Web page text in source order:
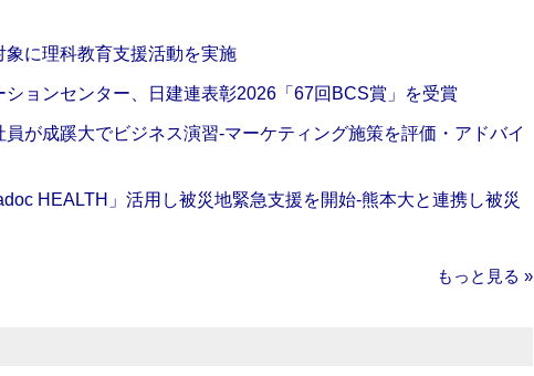
象に理科教育支援活動を実施
ションセンター、日建連表彰2026「67回BCS賞」を受賞
員が成蹊大でビジネス演習‐マーケティング施策を評価・アドバイ
HEALTH」活用し被災地緊急支援を開始‐熊本大と連携し被災
もっと見る »